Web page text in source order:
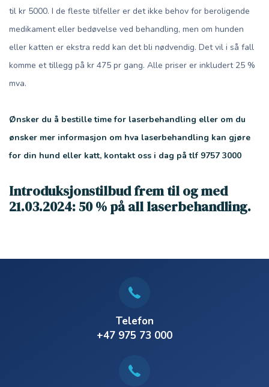
til kr 5000. I de fleste tilfeller er det ikke behov for beroligende
medikament eller bedøvelse ved behandling, men om hunden
eller katten er ekstra redd kan det bli nødvendig. Det vil i så fall
komme et tillegg på kr 475 pr gang. Alle priser er inkludert 25 %
mva.
Ønsker du å bestille time for laserbehandling eller om du
ønsker mer informasjon om hva laserbehandling kan gjøre
for din hund eller katt, kontakt oss i dag på tlf 9757 3000
Introduksjonstilbud frem til og med
21.03.2024: 50 % på all laserbehandling.
Telefon
+47 975 73 000